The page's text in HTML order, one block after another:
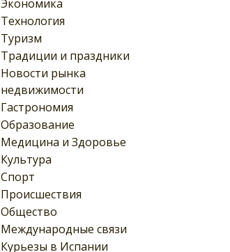
Экономика
Технология
Туризм
Традиции и праздники
Новости рынка
недвижимости
Гастрономия
Образование
Медицина и Здоровье
Культура
Спорт
Происшествия
Общество
Международные связи
Курьезы в Испании